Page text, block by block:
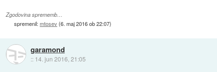
Zgodovina sprememb…
spremenil:mtosev(6. maj 2016 ob 22:07)
garamond
:: 14. jun 2016, 21:05